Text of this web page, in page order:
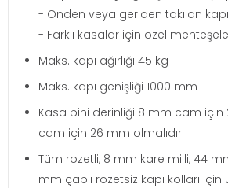
- Önden veya geriden takılan
- Farklı kasalar için özel
Maks. kapı ağırlığı 45 kg
Maks. kapı genişliği 1000 mm
Kasa bini derinliği 8 mm cam için
cam için 26 mm olmalıdır.
Tüm rozetli, 8 mm kare milli, 44 mm
mm çaplı rozetsiz kapı kolları için